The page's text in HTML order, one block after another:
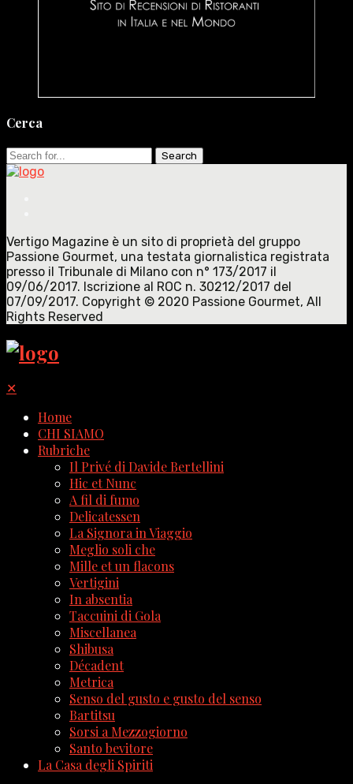
Cerca
Search
for:
Vertigo Magazine è un sito di proprietà del gruppo
Passione Gourmet, una testata giornalistica registrata
presso il Tribunale di Milano con n° 173/2017 il
09/06/2017. Iscrizione al ROC n. 30212/2017 del
07/09/2017. Copyright © 2020 Passione Gourmet, All
Rights Reserved
✕
Home
CHI SIAMO
Rubriche
Il Privé di Davide Bertellini
Hic et Nunc
A fil di fumo
Delicatessen
La Signora in Viaggio
Meglio soli che
Mille et un flacons
Vertigini
In absentia
Taccuini di Gola
Miscellanea
Shibusa
Décadent
Metrica
Senso del gusto e gusto del senso
Bartitsu
Sorsi a Mezzogiorno
Santo bevitore
La Casa degli Spiriti